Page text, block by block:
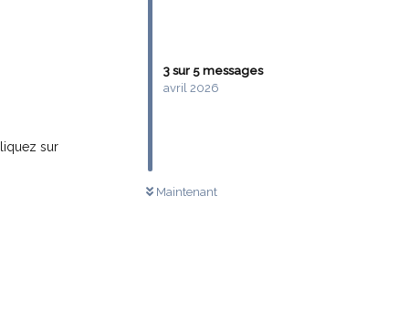
3 sur 5 messages
avril 2026
Maintenant
sur